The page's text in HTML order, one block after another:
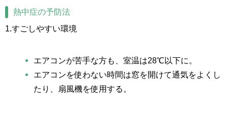
熱中症の予防法
1.すごしやすい環境
エアコンが苦手な方も、室温は28℃以下に。
エアコンを使わない時間は窓を開けて通気をよくし
たり、扇風機を使用する。